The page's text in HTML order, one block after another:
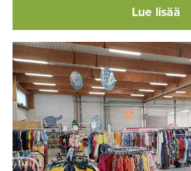
Lue lisää